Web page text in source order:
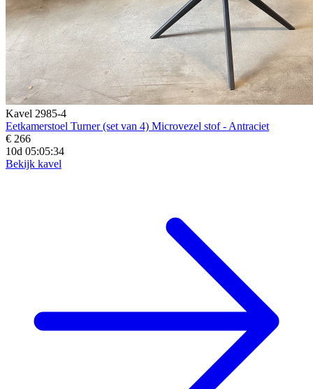
Kavel 2985-4
Eetkamerstoel Turner (set van 4) Microvezel stof - Antraciet
€ 266
10d 05:05:33
Bekijk kavel